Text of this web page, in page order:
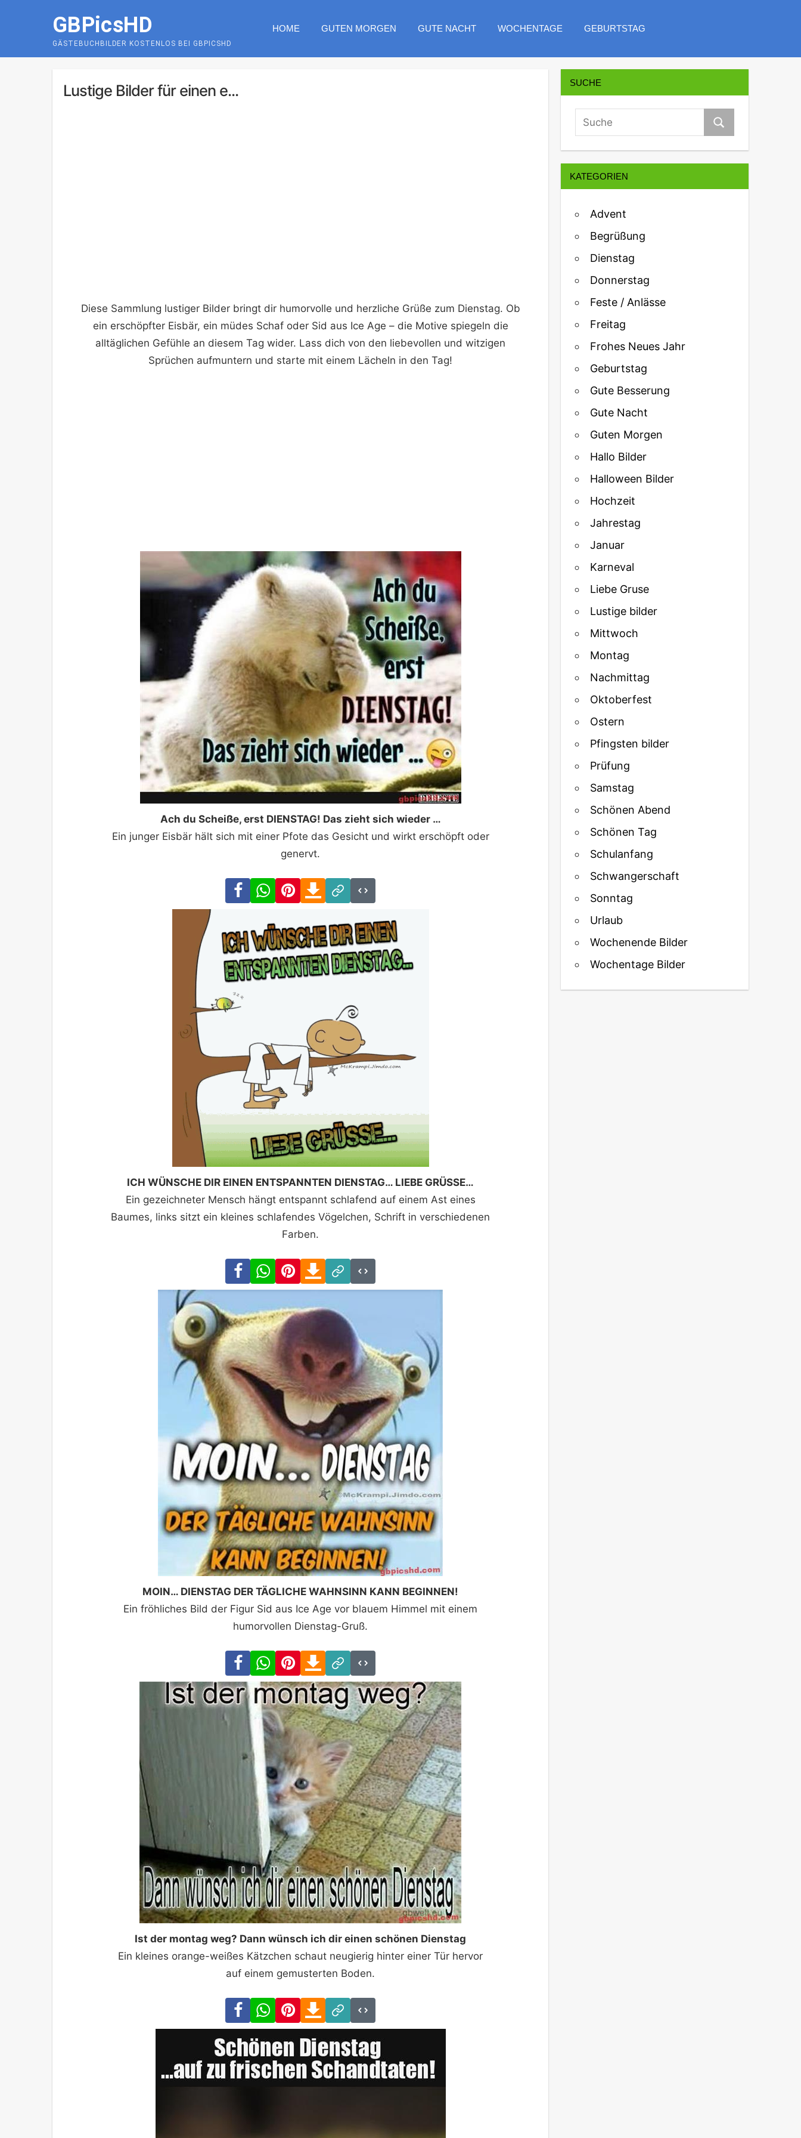
GBPicsHD
GÄSTEBUCHBILDER KOSTENLOS BEI GBPICSHD
HOME GUTEN MORGEN GUTE NACHT WOCHENTAGE GEBURTSTAG
Lustige Bilder für einen e...
Diese Sammlung lustiger Bilder bringt dir humorvolle und herzliche Grüße zum Dienstag. Ob
ein erschöpfter Eisbär, ein müdes Schaf oder Sid aus Ice Age – die Motive spiegeln die
alltäglichen Gefühle an diesem Tag wider. Lass dich von den liebevollen und witzigen
Sprüchen aufmuntern und starte mit einem Lächeln in den Tag!
Ach du Scheiße, erst DIENSTAG! Das zieht sich wieder …
Ein junger Eisbär hält sich mit einer Pfote das Gesicht und wirkt erschöpft oder
genervt.
FacebookWhatsAppPinterestDownload
Link
ICH WÜNSCHE DIR EINEN ENTSPANNTEN DIENSTAG… LIEBE GRÜSSE…
Ein gezeichneter Mensch hängt entspannt schlafend auf einem Ast eines
Baumes, links sitzt ein kleines schlafendes Vögelchen, Schrift in verschiedenen
Farben.
FacebookWhatsAppPinterestDownload
Link
MOIN… DIENSTAG DER TÄGLICHE WAHNSINN KANN BEGINNEN!
Ein fröhliches Bild der Figur Sid aus Ice Age vor blauem Himmel mit einem
humorvollen Dienstag-Gruß.
FacebookWhatsAppPinterestDownload
Link
Ist der montag weg? Dann wünsch ich dir einen schönen Dienstag
Ein kleines orange-weißes Kätzchen schaut neugierig hinter einer Tür hervor
auf einem gemusterten Boden.
FacebookWhatsAppPinterestDownload
Link
SUCHE
KATEGORIEN
Advent
Begrüßung
Dienstag
Donnerstag
Feste / Anlässe
Freitag
Frohes Neues Jahr
Geburtstag
Gute Besserung
Gute Nacht
Guten Morgen
Hallo Bilder
Halloween Bilder
Hochzeit
Jahrestag
Januar
Karneval
Liebe Gruse
Lustige bilder
Mittwoch
Montag
Nachmittag
Oktoberfest
Ostern
Pfingsten bilder
Prüfung
Samstag
Schönen Abend
Schönen Tag
Schulanfang
Schwangerschaft
Sonntag
Urlaub
Wochenende Bilder
Wochentage Bilder